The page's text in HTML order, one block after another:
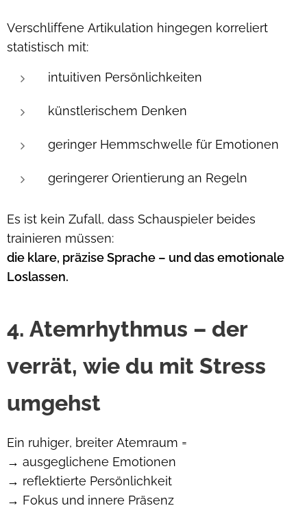
Verschliffene Artikulation hingegen korreliert
statistisch mit:
intuitiven Persönlichkeiten
künstlerischem Denken
geringer Hemmschwelle für Emotionen
geringerer Orientierung an Regeln
Es ist kein Zufall, dass Schauspieler beides
trainieren müssen:
die klare, präzise Sprache – und das emotionale
Loslassen.
4. Atemrhythmus – der
verrät, wie du mit Stress
umgehst
Ein ruhiger, breiter Atemraum =
→ ausgeglichene Emotionen
→ reflektierte Persönlichkeit
→ Fokus und innere Präsenz